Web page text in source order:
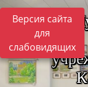
Версия сайта
для
слабовидящих